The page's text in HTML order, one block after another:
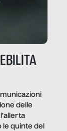
delle
quinte del